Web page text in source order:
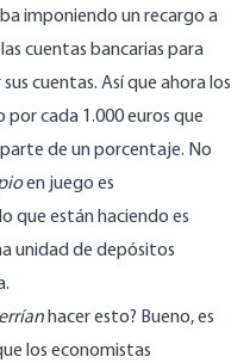
imponiendo un recargo a
cuentas bancarias para
cuentas. Así que ahora los
cada 1.000 euros que
de un porcentaje. No
en juego es
que están haciendo es
unidad de depósitos
hacer esto? Bueno, es
los economistas